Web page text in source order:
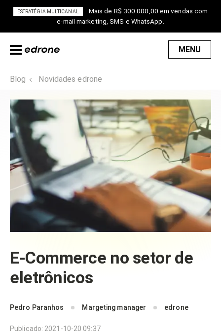
ESTRATÉGIA MULTICANAL
Mais de R$ 300.000,00 em vendas com
e-mail marketing, SMS e WhatsApp.
MENU
Blog Novidades edrone
E-Commerce no setor de
eletrônicos
Pedro Paranhos Margeting manager edrone
Publicado: 2021-10-20 09:37